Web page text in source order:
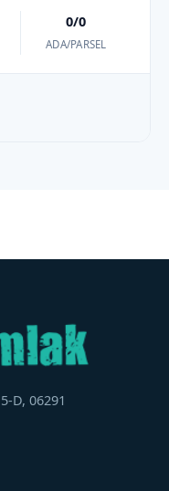
0/0
ADA/PARSEL
D, 06291